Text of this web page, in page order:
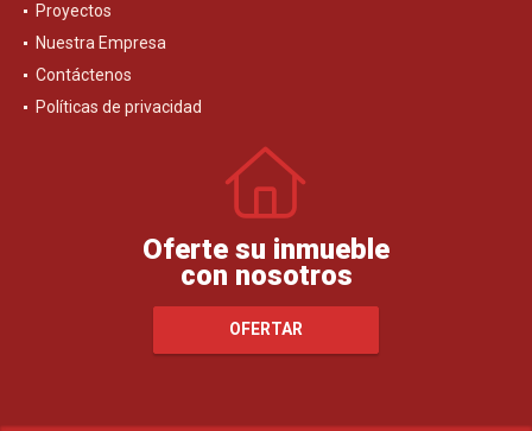
Proyectos
Nuestra Empresa
Contáctenos
Políticas de privacidad
Oferte su inmueble
con nosotros
OFERTAR